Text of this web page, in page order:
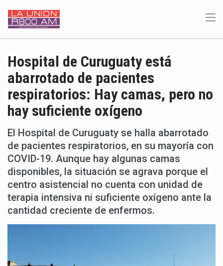
Hospital de Curuguaty está
abarrotado de pacientes
respiratorios: Hay camas, pero no
hay suficiente oxígeno
El Hospital de Curuguaty se halla abarrotado
de pacientes respiratorios, en su mayoría con
COVID-19. Aunque hay algunas camas
disponibles, la situación se agrava porque el
centro asistencial no cuenta con unidad de
terapia intensiva ni suficiente oxígeno ante la
cantidad creciente de enfermos.